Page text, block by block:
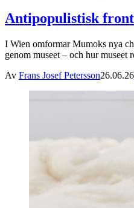
Antipopulistisk front
I Wien omformar Mumoks nya
genom museet – och hur museet
Av Frans Josef Petersson26.06.26